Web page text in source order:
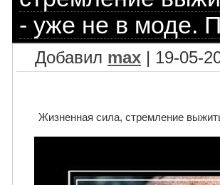
- уже не в моде.
Добавил max | 19-05-
Жизненная сила, стремление